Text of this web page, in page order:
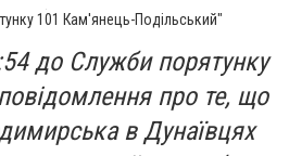
101 Кам'янець-Подільський"
до Служби порятунку
про те, що
в Дунаївцях